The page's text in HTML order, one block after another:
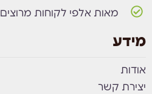
מאות אלפי לקוחות מרוצים
מידע
אודות
יצירת קשר